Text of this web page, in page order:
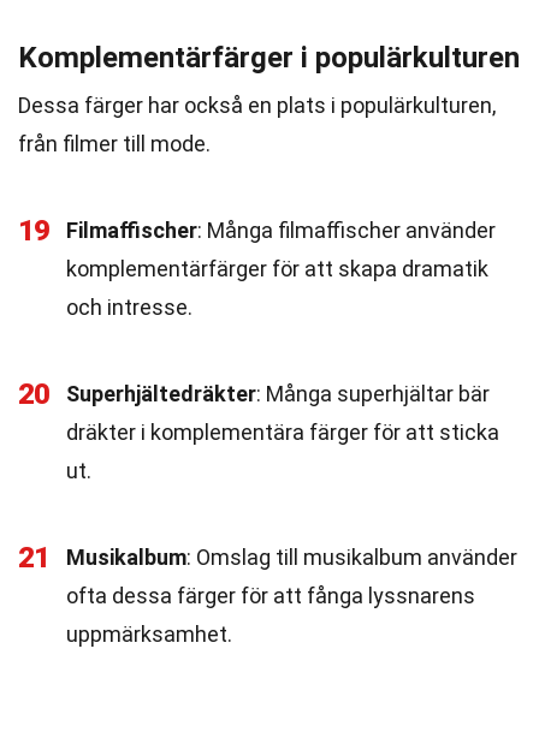
Komplementärfärger i populärkulturen
Dessa färger har också en plats i populärkulturen,
från filmer till mode.
19 Filmaffischer: Många filmaffischer använder
komplementärfärger för att skapa dramatik
och intresse.
20 Superhjältedräkter: Många superhjältar bär
dräkter i komplementära färger för att sticka
ut.
21 Musikalbum: Omslag till musikalbum använder
ofta dessa färger för att fånga lyssnarens
uppmärksamhet.